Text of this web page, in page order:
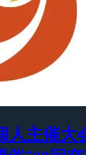
人主催大